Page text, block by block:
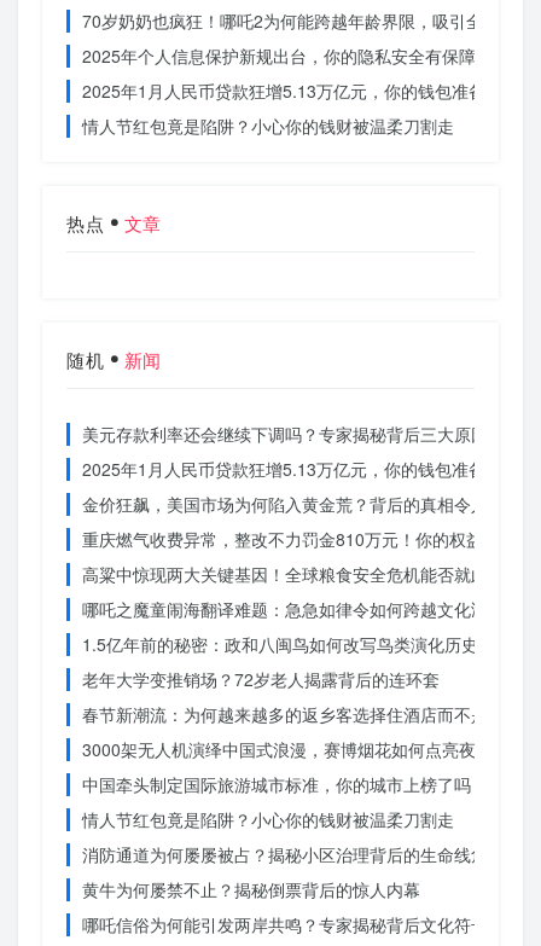
70岁奶奶也疯狂！哪吒2为何能跨越年龄界限，吸引全民观影
2025年个人信息保护新规出台，你的隐私安全有保障了吗？
2025年1月人民币贷款狂增5.13万亿元，你的钱包准备好了吗
情人节红包竟是陷阱？小心你的钱财被温柔刀割走
热点 文章
随机 新闻
美元存款利率还会继续下调吗？专家揭秘背后三大原因
2025年1月人民币贷款狂增5.13万亿元，你的钱包准备好了吗
金价狂飙，美国市场为何陷入黄金荒？背后的真相令人
重庆燃气收费异常，整改不力罚金810万元！你的权益被侵犯
高粱中惊现两大关键基因！全球粮食安全危机能否就此终结？
哪吒之魔童闹海翻译难题：急急如律令如何跨越文化鸿沟？
1.5亿年前的秘密：政和八闽鸟如何改写鸟类演化历史？
老年大学变推销场？72岁老人揭露背后的连环套
春节新潮流：为何越来越多的返乡客选择住酒店而不是家里？
3000架无人机演绎中国式浪漫，赛博烟花如何点亮夜空？
中国牵头制定国际旅游城市标准，你的城市上榜了吗？
情人节红包竟是陷阱？小心你的钱财被温柔刀割走
消防通道为何屡屡被占？揭秘小区治理背后的生命线危机
黄牛为何屡禁不止？揭秘倒票背后的惊人内幕
哪吒信俗为何能引发两岸共鸣？专家揭秘背后文化符号的力量